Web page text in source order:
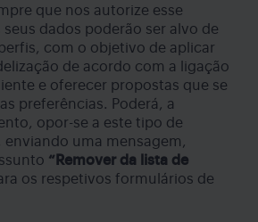
que nos autorize esse
dados poderão ser alvo de
com o objetivo de aplicar
de acordo com a ligação
e oferecer propostas que se
preferências. Poderá, a
opor-se a este tipo de
uma mensagem,
“Remover da lista de
os respetivos formulários de